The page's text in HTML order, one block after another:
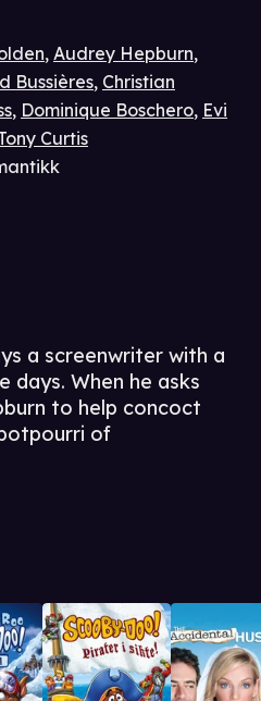
, Audrey Hepburn,
Bussières, Christian
, Dominique Boschero, Evi
Curtis
a screenwriter with a
days. When he asks
to help concoct
of